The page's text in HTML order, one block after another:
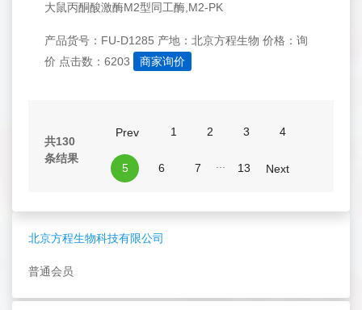
北京方程生物科技有限公司
普通会员
大鼠丙酮酸激酶M2型同工酶,M2-PK
产品货号：FU-D1285 产地：北京方程生物 价格：询
价 点击数：6203 商家询价
共130
条结果
Prev 1 2 3 4
5 6 7 13 Next